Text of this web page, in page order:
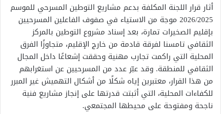
أثار قرار اللجنة المكلفة بدعم مشاريع التوطين المسرحي للموسم
2026/2025 موجة من الاستياء في صفوف الفاعلين المسرحيين
بإقليم الصخيرات تمارة، بعد إسناد مشروع التوطين بالمركز
الثقافي تامسنا لفرقة قادمة من خارج الإقليم، متجاوزًا الفرق
المحلية التي راكمت تجارب مهنية وحققت إشعاعًا داخل المجال
الثقافي للمنطقة. وقد عبّر عدد من المسرحيين عن استغرابهم
من هذا القرار، معتبرين إياه شكلًا من أشكال التهميش غير المبرر
للكفاءات المحلية، التي أثبتت قدرتها على إنجاز مشاريع فنية
ناجحة ومفتوحة على محيطها المجتمعي.